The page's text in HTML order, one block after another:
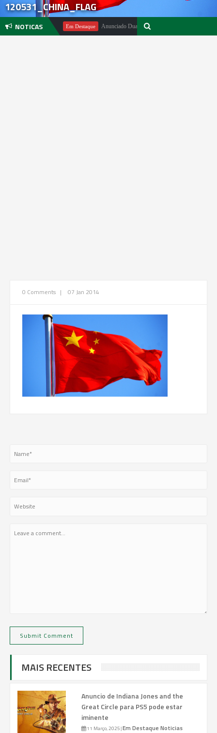
120531_CHINA_FLAG
NOTICAS
Pachter Em Destaque Anunciado DualSense The Last of Us Limited Edition
0 Comments | 07 Jan 2014
MAIS RECENTES
Anuncio de Indiana Jones and the
Great Circle para PS5 pode estar
iminente
11 Março, 2025|Em Destaque Noticias